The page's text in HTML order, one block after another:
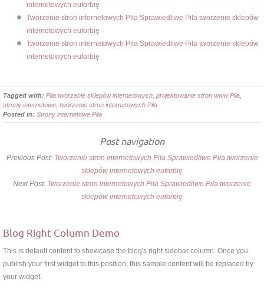
internetowych euforbię
Tworzenie stron internetowych Piła Sprawiedliwe Piła tworzenie sklepów
internetowych euforbię
Tworzenie stron internetowych Piła Sprawiedliwe Piła tworzenie sklepów
internetowych euforbię
Tagged with: Piła tworzenie sklepów internetowych projektowanie stron www Piła
strony internetowe tworzenie stron internetowych Piła
Posted in: Strony internetowe Piła
Post navigation
Previous Post: Tworzenie stron internetowych Piła Sprawiedliwe Piła tworzenie
sklepów internetowych euforbię
Next Post: Tworzenie stron internetowych Piła Sprawiedliwe Piła tworzenie
sklepów internetowych euforbię
Blog Right Column Demo
This is default content to showcase the blog's right sidebar column. Once you
publish your first widget to this position, this sample content will be replaced by
your widget.